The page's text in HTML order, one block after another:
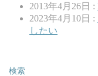
2013年4月26日 :
2023年4月10日 :
したい
検索